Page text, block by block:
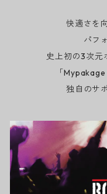
快適さを
パフ
史上初の3次元
「
独自のサ